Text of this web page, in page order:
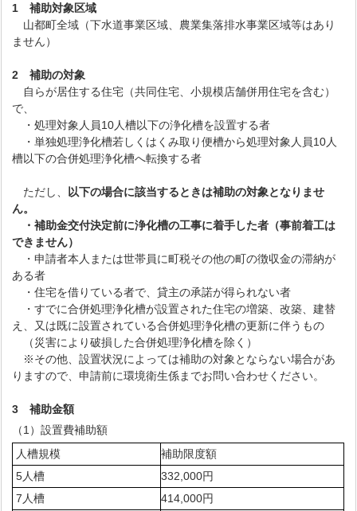
1 補助対象区域
山都町全域（下水道事業区域、農業集落排水事業区域等はあり
ません）
2 補助の対象
自らが居住する住宅（共同住宅、小規模店舗併用住宅を含む）
で、
・処理対象人員10人槽以下の浄化槽を設置する者
・単独処理浄化槽若しくはくみ取り便槽から処理対象人員10人
槽以下の合併処理浄化槽へ転換する者
ただし、 以下の場合に該当するときは補助の対象となりませ
ん。
・補助金交付決定前に浄化槽の工事に着手した者（事前着工は
できません）
・申請者本人または世帯員に町税その他の町の徴収金の滞納が
ある者
・住宅を借りている者で、貸主の承諾が得られない者
・すでに合併処理浄化槽が設置された住宅の増築、改築、建替
え、又は既に設置されている合併処理浄化槽の更新に伴うもの
（災害により破損した合併処理浄化槽を除く）
※その他、設置状況によっては補助の対象とならない場合があ
りますので、申請前に環境衛生係までお問い合わせください。
3 補助金額
（1）設置費補助額
人槽規模
補助限度額
5人槽
332,000円
7人槽
414,000円